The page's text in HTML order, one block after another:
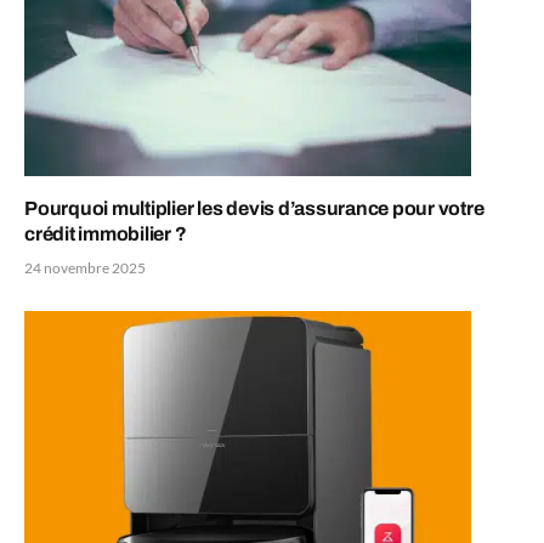
Pourquoi multiplier les devis d’assurance pour votre
crédit immobilier ?
24 novembre 2025